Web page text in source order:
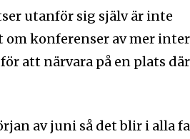
utanför sig själv är inte
konferenser av mer
att närvara på en plats där
av juni så det blir i alla